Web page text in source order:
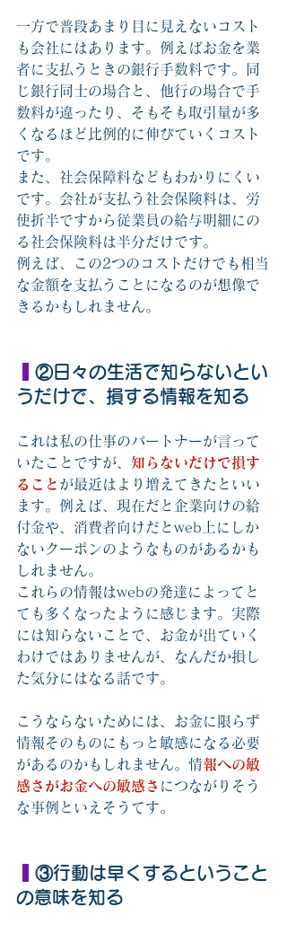
一方で普段あまり目に見えないコスト
も会社にはあります。例えばお金を業
者に支払うときの銀行手数料です。同
じ銀行同士の場合と、他行の場合で手
数料が違ったり、そもそも取引量が多
くなるほど比例的に伸びていくコスト
です。
また、社会保障料などもわかりにくい
です。会社が支払う社会保険料は、労
使折半ですから従業員の給与明細にの
る社会保険料は半分だけです。
例えば、この2つのコストだけでも相当
な金額を支払うことになるのが想像で
きるかもしれません。
②日々の生活で知らないとい
うだけで、損する情報を知る
これは私の仕事のパートナーが言って
いたことですが、 知らないだけで損す
ること が最近はより増えてきたといい
ます。例えば、現在だと企業向けの給
付金や、消費者向けだとweb上にしか
ないクーポンのようなものがあるかも
しれません。
これらの情報はwebの発達によってと
ても多くなったように感じます。実際
には知らないことで、お金が出ていく
わけではありませんが、なんだか損し
た気分にはなる話です。
こうならないためには、お金に限らず
情報そのものにもっと敏感になる必要
があるのかもしれません。情報への敏
感さがお金への敏感さ につながりそう
な事例といえそうてす。
③行動は早くするということ
の意味を知る